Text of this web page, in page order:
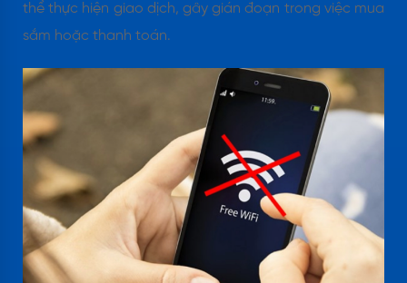
thể thực hiện giao dịch, gây gián đoạn trong việc mua
sắm hoặc thanh toán.